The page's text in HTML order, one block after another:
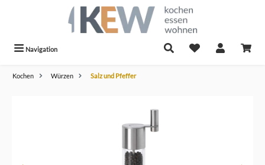
Navigation
Kochen Würzen Salz und Pfeffer